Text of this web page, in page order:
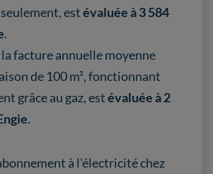
estévaluée à 3 584
.
la facture annuelle moyenne
de 100 m², fonctionnant
grâce au gaz, estévaluée à 2
.
à l'électricité chez